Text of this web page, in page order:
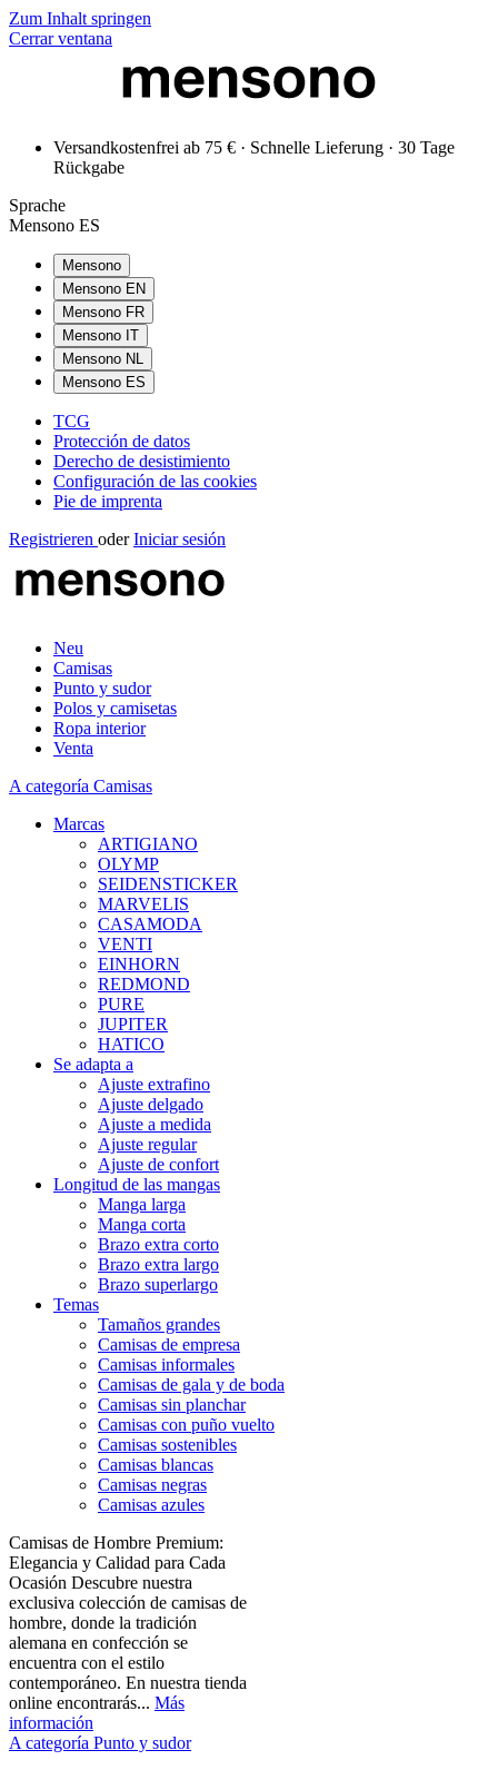
Zum Inhalt springen
Cerrar ventana
Versandkostenfrei ab 75 € · Schnelle Lieferung · 30 Tage
Rückgabe
Sprache
Mensono ES
Mensono
Mensono EN
Mensono FR
Mensono IT
Mensono NL
Mensono ES
TCG
Protección de datos
Derecho de desistimiento
Configuración de las cookies
Pie de imprenta
Registrieren oder Iniciar sesión
Neu
Camisas
Punto y sudor
Polos y camisetas
Ropa interior
Venta
A categoría Camisas
Marcas
ARTIGIANO
OLYMP
SEIDENSTICKER
MARVELIS
CASAMODA
VENTI
EINHORN
REDMOND
PURE
JUPITER
HATICO
Se adapta a
Ajuste extrafino
Ajuste delgado
Ajuste a medida
Ajuste regular
Ajuste de confort
Longitud de las mangas
Manga larga
Manga corta
Brazo extra corto
Brazo extra largo
Brazo superlargo
Temas
Tamaños grandes
Camisas de empresa
Camisas informales
Camisas de gala y de boda
Camisas sin planchar
Camisas con puño vuelto
Camisas sostenibles
Camisas blancas
Camisas negras
Camisas azules
Camisas de Hombre Premium:
Elegancia y Calidad para Cada
Ocasión Descubre nuestra
exclusiva colección de camisas de
hombre, donde la tradición
alemana en confección se
encuentra con el estilo
contemporáneo. En nuestra tienda
online encontrarás... Más
información
A categoría Punto y sudor